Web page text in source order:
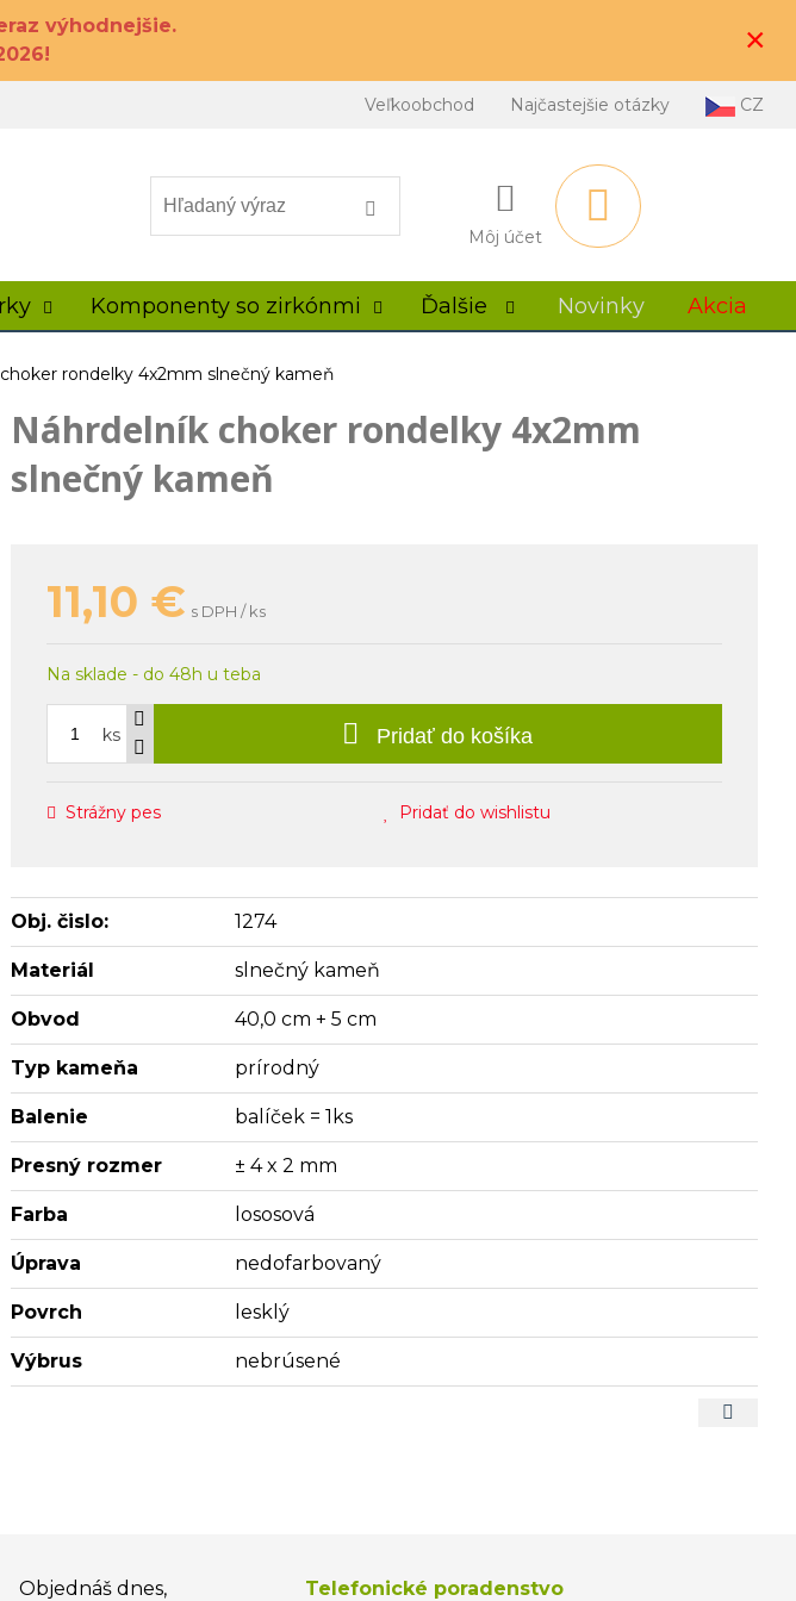
výhodnejšie.
×
Veľkoobchod Najčastejšie otázky CZ
Môj účet
Komponenty so zirkónmi Ďalšie Novinky Akcia
rondelky 4x2mm slnečný kameň
Náhrdelník choker rondelky 4x2mm
slnečný kameň
11,10 € s DPH / ks
Na sklade - do 48h u teba
ks Pridať do košíka
Strážny pes Pridať do wishlistu
Obj. čislo: 1274
Materiál slnečný kameň
Obvod 40,0 cm + 5 cm
Typ kameňa prírodný
Balenie balíček = 1ks
Presný rozmer ± 4 x 2 mm
Farba lososová
Úprava nedofarbovaný
Povrch lesklý
Výbrus nebrúsené
Objednáš dnes,
Telefonické poradenstvo